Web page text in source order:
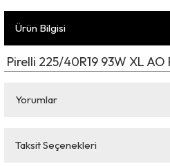
Ürün Bilgisi
Pirelli 225/40R19 93W XL
Yorumlar
Bu ürüne ilk
Taksit Seçenekleri